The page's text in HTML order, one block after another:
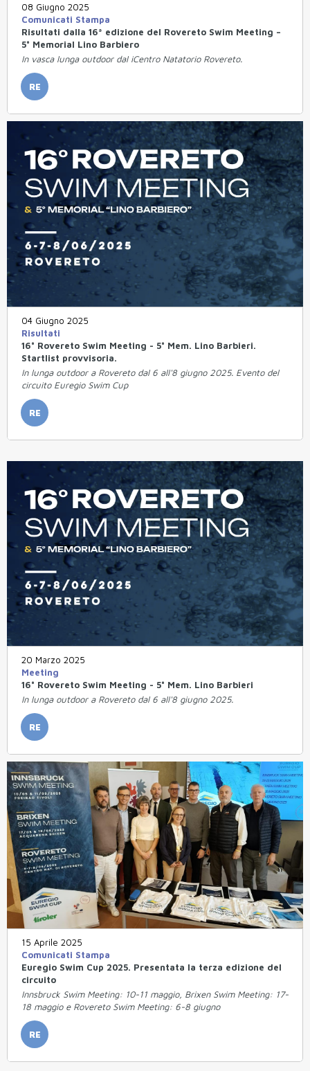
08 Giugno 2025
Comunicati Stampa
Risultati dalla 16ª edizione del Rovereto Swim Meeting –
5° Memorial Lino Barbiero
In vasca lunga outdoor dal iCentro Natatorio Rovereto.
RE
04 Giugno 2025
Risultati
16° Rovereto Swim Meeting - 5° Mem. Lino Barbieri.
Startlist provvisoria.
In lunga outdoor a Rovereto dal 6 all'8 giugno 2025. Evento del
circuito Euregio Swim Cup
RE
20 Marzo 2025
Meeting
16° Rovereto Swim Meeting - 5° Mem. Lino Barbieri
In lunga outdoor a Rovereto dal 6 all'8 giugno 2025.
RE
15 Aprile 2025
Comunicati Stampa
Euregio Swim Cup 2025. Presentata la terza edizione del
circuito
Innsbruck Swim Meeting: 10-11 maggio, Brixen Swim Meeting: 17-
18 maggio e Rovereto Swim Meeting: 6-8 giugno
RE